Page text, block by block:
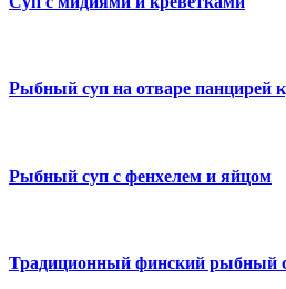
Рыбный суп на отваре панцирей
Рыбный суп с фенхелем и яйцом
Традиционный финский рыбный